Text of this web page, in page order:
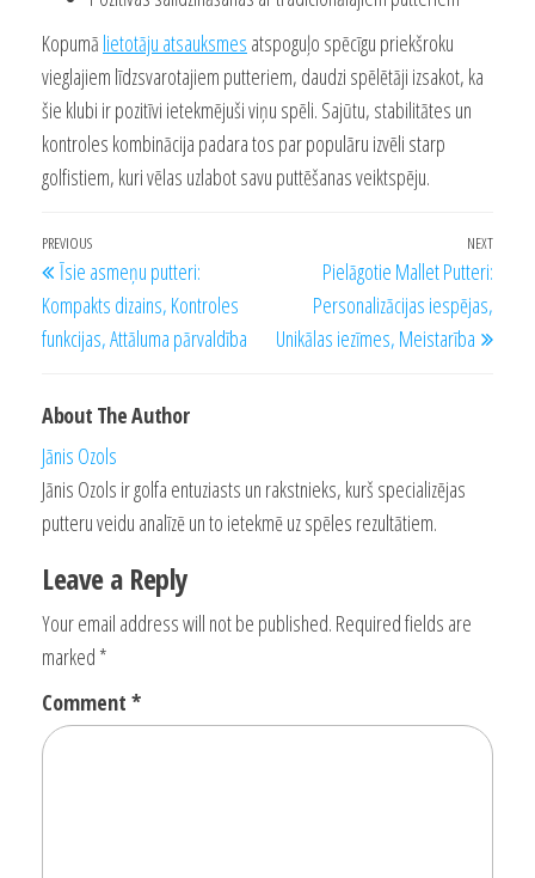
Kopumā lietotāju atsauksmes atspoguļo spēcīgu priekšroku
vieglajiem līdzsvarotajiem putteriem, daudzi spēlētāji izsakot, ka
šie klubi ir pozitīvi ietekmējuši viņu spēli. Sajūtu, stabilitātes un
kontroles kombinācija padara tos par populāru izvēli starp
golfistiem, kuri vēlas uzlabot savu puttēšanas veiktspēju.
Post
navigation
Previous
Post
PREVIOUS
Īsie asmeņu putteri:
Kompakts dizains, Kontroles
funkcijas, Attāluma pārvaldība
Next
NEXT
Pielāgotie Mallet Putteri:
Personalizācijas iespējas,
Unikālas iezīmes, Meistarība
About The Author
Jānis Ozols
Jānis Ozols ir golfa entuziasts un rakstnieks, kurš specializējas
putteru veidu analīzē un to ietekmē uz spēles rezultātiem.
Leave a Reply
Your email address will not be published. Required fields are
marked *
Comment *